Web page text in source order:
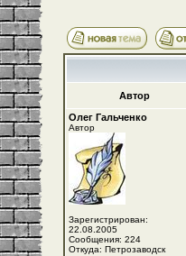
Автор
Олег Гальченко
Автор
Зарегистрирован:
22.08.2005
Сообщения: 224
Откуда: Петрозаводск